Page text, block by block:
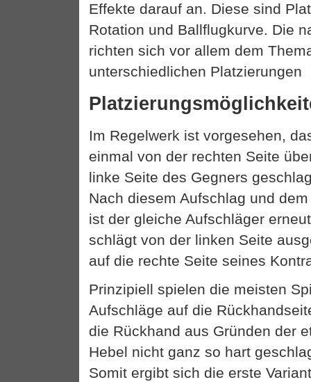
Effekte darauf an. Diese sind
Rotation und Ballflugkurve. Die
richten sich vor allem dem
unterschiedlichen Platzierungen
Im Regelwerk ist vorgesehen,
einmal von der rechten Seite
linke Seite des Gegners
Nach diesem Aufschlag und
ist der gleiche Aufschläger
schlägt von der linken Seite
auf die rechte Seite seines
Prinzipiell spielen die meisten
Aufschläge auf die
die Rückhand aus Gründen der
Hebel nicht ganz so hart
Somit ergibt sich die erste